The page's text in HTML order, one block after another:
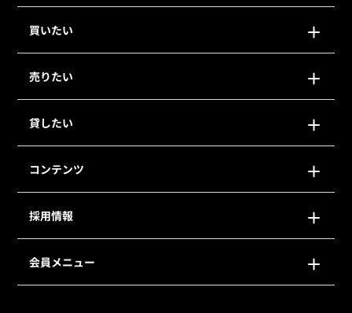
買いたい
売りたい
貸したい
コンテンツ
採用情報
会員メニュー